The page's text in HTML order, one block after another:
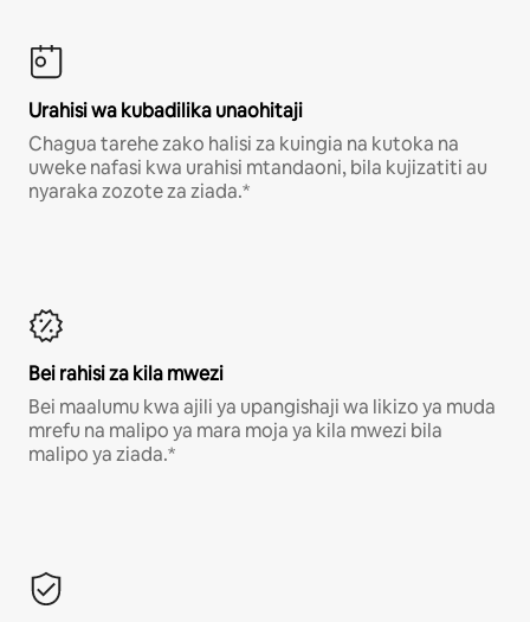
Urahisi wa kubadilika unaohitaji
Chagua tarehe zako halisi za kuingia na kutoka na
uweke nafasi kwa urahisi mtandaoni, bila kujizatiti au
nyaraka zozote za ziada.*
Bei rahisi za kila mwezi
Bei maalumu kwa ajili ya upangishaji wa likizo ya muda
mrefu na malipo ya mara moja ya kila mwezi bila
malipo ya ziada.*